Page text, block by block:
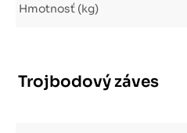
Hmotnosť (kg)
Trojbodový záves